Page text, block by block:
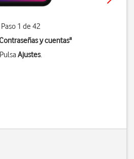
Paso 1 de 42
y cuentas"
PulsaAjustes.